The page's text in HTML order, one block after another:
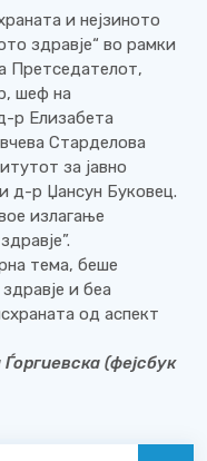
и нејзиното
здравје“ во рамки
Претседателот,
шеф на
р Елизабета
Старделова
за јавно
д-р Џансун Буковец.
излагање
тема, беше
и беа
од аспект
(фејсбук